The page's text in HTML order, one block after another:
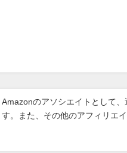
のアソシエイトとして、
す。また、その他のアフィリエ